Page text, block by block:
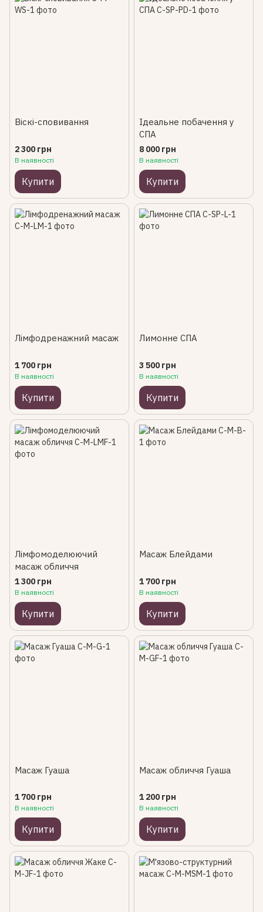
Віскі-сповивання
2 300 грн
В наявності
Купити
Ідеальне побачення у
СПА
8 000 грн
В наявності
Купити
Лімфодренажний масаж
1 700 грн
В наявності
Купити
Лимонне СПА
3 500 грн
В наявності
Купити
Лімфомоделюючий
масаж обличчя
1 300 грн
В наявності
Купити
Масаж Блейдами
1 700 грн
В наявності
Купити
Масаж Гуаша
1 700 грн
В наявності
Купити
Масаж обличчя Гуаша
1 200 грн
В наявності
Купити